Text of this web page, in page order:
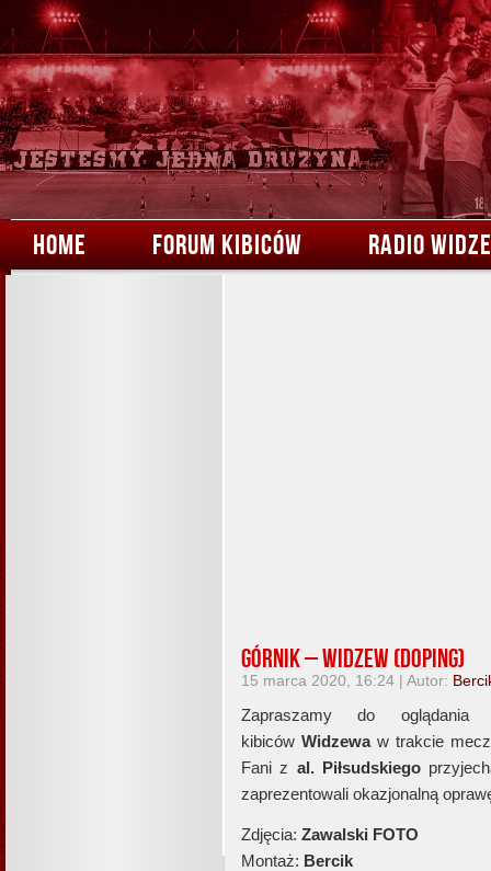
HOME FORUM KIBICÓW RADIO
Górnik – Widzew (doping)
15 marca 2020, 16:24 | Autor:
Zapraszamy do oglądania
kibiców Widzewaw trakcie
Fani z al. Piłsudskiego
zaprezentowali okazjonalną
Zdjęcia: Zawalski FOTO
Montaż: Bercik